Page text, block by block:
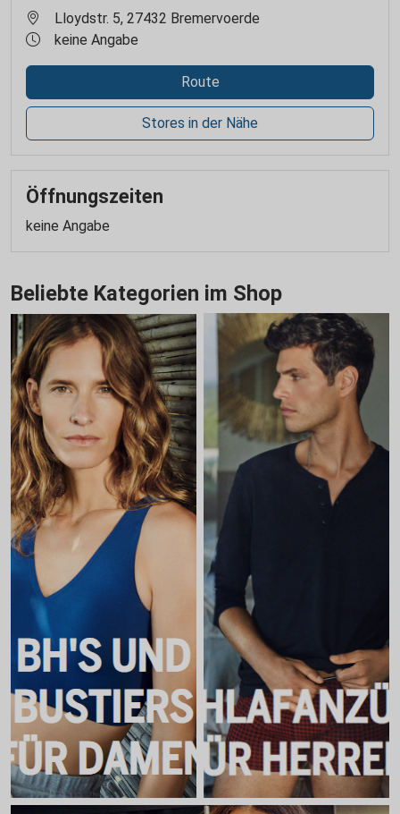
Lloydstr. 5, 27432 Bremervoerde
keine Angabe
Route
Stores in der Nähe
Öffnungszeiten
keine Angabe
Beliebte Kategorien im Shop